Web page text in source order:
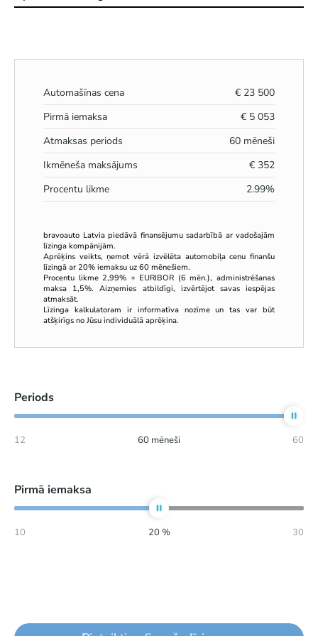
Automašīnas cena € 23 500
Pirmā iemaksa
€ 5 053
Atmaksas periods
60 mēneši
Ikmēneša maksājums
€ 352
Procentu likme
2.99%
bravoauto Latvia piedāvā finansējumu sadarbībā ar vadošajām
līzinga kompānijām.
Aprēķins veikts, ņemot vērā izvēlēta automobiļa cenu finanšu
līzingā ar 20% iemaksu uz 60 mēnešiem.
Procentu likme 2,99% + EURIBOR (6 mēn.), administrēšanas
maksa 1,5%. Aizņemies atbildīgi, izvērtējot savas iespējas
atmaksāt.
Līzinga kalkulatoram ir informatīva nozīme un tas var būt
atšķirīgs no Jūsu individuālā aprēķina.
Periods
12 60 mēneši 60
Pirmā iemaksa
10 20 % 30